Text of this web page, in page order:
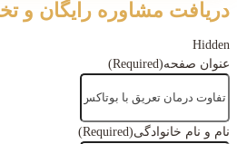
دریافت مشاوره رایگان و
Hidden
عنوان صفحه(Required)
نام و نام خانوادگی(Required)